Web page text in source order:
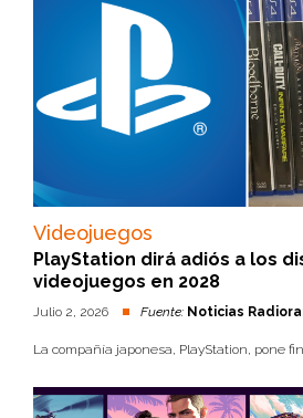
Videojuegos
PlayStation dirá adiós a los
videojuegos en 2028
Julio 2, 2026 Fuente: Noticias
La compañía japonesa, PlayStation, pone